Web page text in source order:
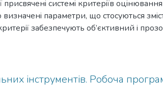
;Гаврушкевич, Наталiя Валерiївна
системi критерiїв
параметри, що стосуються
забезпечують об’єктивний i
та вимогами освiтньої програми з
iнструментiв. Робоча